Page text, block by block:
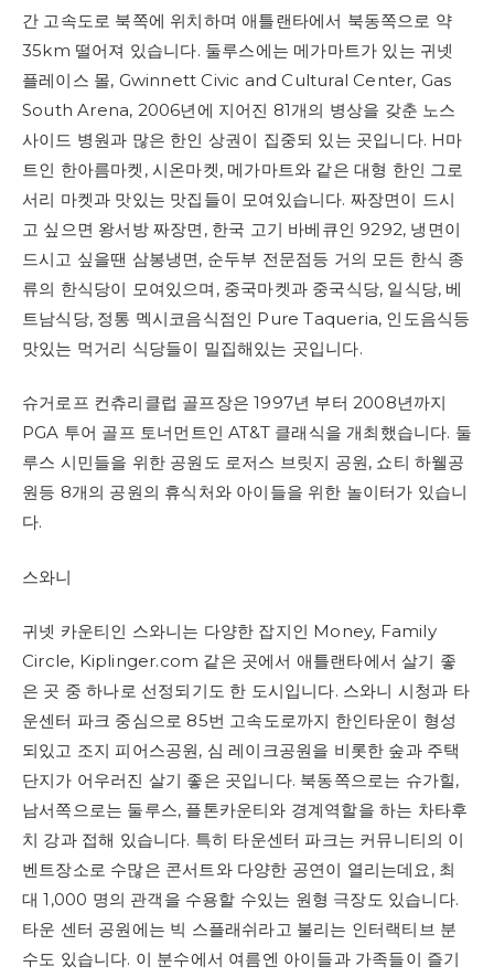
간 고속도로 북쪽에 위치하며 애틀랜타에서 북동쪽으로 약
35km 떨어져 있습니다. 둘루스에는 메가마트가 있는 귀넷
플레이스 몰, Gwinnett Civic and Cultural Center, Gas
South Arena, 2006년에 지어진 81개의 병상을 갖춘 노스
사이드 병원과 많은 한인 상권이 집중되 있는 곳입니다. H마
트인 한아름마켓, 시온마켓, 메가마트와 같은 대형 한인 그로
서리 마켓과 맛있는 맛집들이 모여있습니다. 짜장면이 드시
고 싶으면 왕서방 짜장면, 한국 고기 바베큐인 9292, 냉면이
드시고 싶을땐 삼봉냉면, 순두부 전문점등 거의 모든 한식 종
류의 한식당이 모여있으며, 중국마켓과 중국식당, 일식당, 베
트남식당, 정통 멕시코음식점인 Pure Taqueria, 인도음식등
맛있는 먹거리 식당들이 밀집해있는 곳입니다.
슈거로프 컨츄리클럽 골프장은 1997년 부터 2008년까지
PGA 투어 골프 토너먼트인 AT&T 클래식을 개최했습니다. 둘
루스 시민들을 위한 공원도 로저스 브릿지 공원, 쇼티 하웰공
원등 8개의 공원의 휴식처와 아이들을 위한 놀이터가 있습니
다.
스와니
귀넷 카운티인 스와니는 다양한 잡지인 Money, Family
Circle, Kiplinger.com 같은 곳에서 애틀랜타에서 살기 좋
은 곳 중 하나로 선정되기도 한 도시입니다. 스와니 시청과 타
운센터 파크 중심으로 85번 고속도로까지 한인타운이 형성
되있고 조지 피어스공원, 심 레이크공원을 비롯한 숲과 주택
단지가 어우러진 살기 좋은 곳입니다. 북동쪽으로는 슈가힐,
남서쪽으로는 둘루스, 플톤카운티와 경계역할을 하는 차타후
치 강과 접해 있습니다. 특히 타운센터 파크는 커뮤니티의 이
벤트장소로 수많은 콘서트와 다양한 공연이 열리는데요, 최
대 1,000 명의 관객을 수용할 수있는 원형 극장도 있습니다.
타운 센터 공원에는 빅 스플래쉬라고 불리는 인터랙티브 분
수도 있습니다. 이 분수에서 여름엔 아이들과 가족들이 즐기